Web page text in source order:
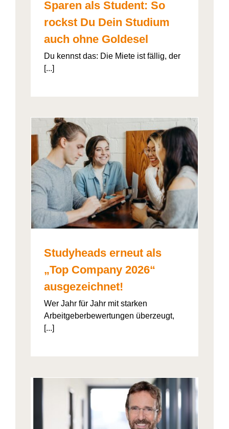
Sparen als Student: So
rockst Du Dein Studium
auch ohne Goldesel
Du kennst das: Die Miete ist fällig, der
[...]
Studyheads erneut als
„Top Company 2026“
ausgezeichnet!
Wer Jahr für Jahr mit starken
Arbeitgeberbewertungen überzeugt,
[...]